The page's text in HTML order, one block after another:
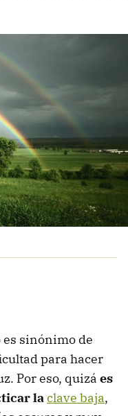
sinónimo de
para hacer
Por eso, quizá es
laclave baja,